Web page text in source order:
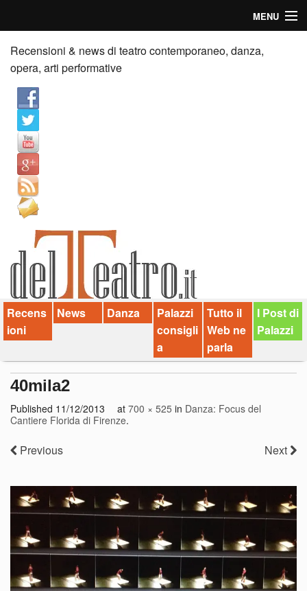
MENU
Home
Recensioni
Anticipazioni
News
Palazzi consiglia
Video
Chi siamo
Contatti
dT in English
Recensioni & news di teatro contemporaneo, danza,
opera, arti performative
Recens
ioni
News Danza
Palazzi
consigli
a
Tutto il
Web ne
parla
I Post di
Palazzi
40mila2
Published 11/12/2013 at 700 × 525 in Danza: Focus del
Cantiere Florida di Firenze.
Previous Next